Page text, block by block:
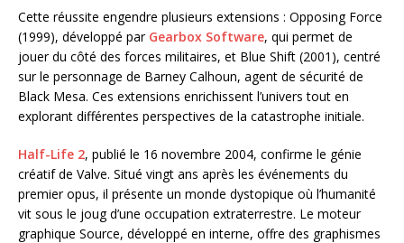
Cette réussite engendre plusieurs extensions : Opposing Force
(1999), développé par Gearbox Software, qui permet de
jouer du côté des forces militaires, et Blue Shift (2001), centré
sur le personnage de Barney Calhoun, agent de sécurité de
Black Mesa. Ces extensions enrichissent l’univers tout en
explorant différentes perspectives de la catastrophe initiale.
Half-Life 2, publié le 16 novembre 2004, confirme le génie
créatif de Valve. Situé vingt ans après les événements du
premier opus, il présente un monde dystopique où l’humanité
vit sous le joug d’une occupation extraterrestre. Le moteur
graphique Source, développé en interne, offre des graphismes